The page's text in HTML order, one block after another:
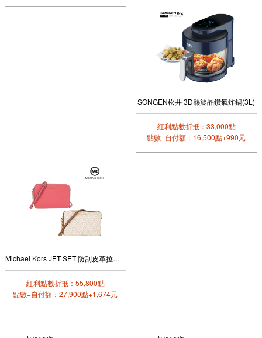
SONGEN松井 3D熱旋晶鑽氣炸鍋(3L)
紅利點數折抵：33,000點
點數+自付額：16,500點+990元
Michael Kors JET SET 防刮皮革拉鍊斜背包
紅利點數折抵：55,800點
點數+自付額：27,900點+1,674元